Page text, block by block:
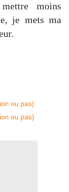
moins
je mets ma